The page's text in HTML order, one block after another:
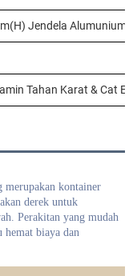
Jendela Alumunium
Tahan Karat & Cat
merupakan kontainer
derek untuk
Perakitan yang mudah
hemat biaya dan